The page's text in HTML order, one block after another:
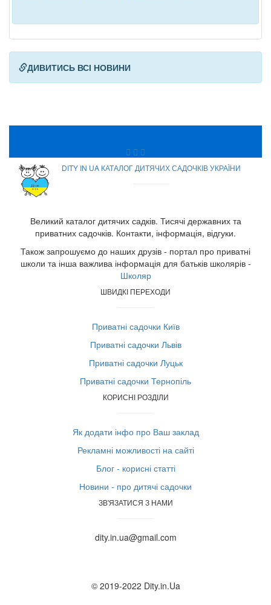
ДИВИТИСЬ ВСІ НОВИНИ
DITY IN UA КАТАЛОГ ДИТЯЧИХ САДОЧКІВ УКРАЇНИ
Великий каталог дитячих садків. Тисячі державних та
приватних садочків. Контакти, інформація, відгуки.
Також запрошуємо до наших друзів - портал про приватні
школи та інша важлива інформація для батьків школярів -
Школяр
ШВИДКІ ПЕРЕХОДИ
Приватні садочки Київ
Приватні садочки Львів
Приватні садочки Луцьк
Приватні садочки Тернопіль
КОРИСНІ РОЗДІЛИ
Як додати інфо про Ваш заклад
Рекламні можливості на сайті
Блог - корисні статті
Новини - про дитячі садочки
ЗВ'ЯЗАТИСЯ З НАМИ
dity.in.ua@gmail.com
© 2019-2022 Dity.in.Ua